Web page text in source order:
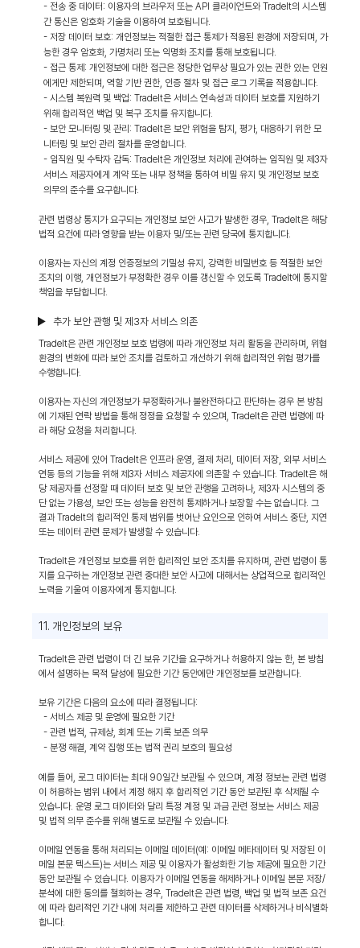
- 전송 중 데이터: 이용자의 브라우저 또는 API 클라이언트와 TradeIt의 시스템
간 통신은 암호화 기술을 이용하여 보호됩니다.
- 저장 데이터 보호: 개인정보는 적절한 접근 통제가 적용된 환경에 저장되며, 가
능한 경우 암호화, 가명처리 또는 익명화 조치를 통해 보호됩니다.
- 접근 통제: 개인정보에 대한 접근은 정당한 업무상 필요가 있는 권한 있는 인원
에게만 제한되며, 역할 기반 권한, 인증 절차 및 접근 로그 기록을 적용합니다.
- 시스템 복원력 및 백업: TradeIt은 서비스 연속성과 데이터 보호를 지원하기
위해 합리적인 백업 및 복구 조치를 유지합니다.
- 보안 모니터링 및 관리: TradeIt은 보안 위험을 탐지, 평가, 대응하기 위한 모
니터링 및 보안 관리 절차를 운영합니다.
- 임직원 및 수탁자 감독: TradeIt은 개인정보 처리에 관여하는 임직원 및 제3자
서비스 제공자에게 계약 또는 내부 정책을 통하여 비밀 유지 및 개인정보 보호
의무의 준수를 요구합니다.
관련 법령상 통지가 요구되는 개인정보 보안 사고가 발생한 경우, TradeIt은 해당
법적 요건에 따라 영향을 받는 이용자 및/또는 관련 당국에 통지합니다.
이용자는 자신의 계정 인증정보의 기밀성 유지, 강력한 비밀번호 등 적절한 보안
조치의 이행, 개인정보가 부정확한 경우 이를 갱신할 수 있도록 TradeIt에 통지할
책임을 부담합니다.
▶ 추가 보안 관행 및 제3자 서비스 의존
TradeIt은 관련 개인정보 보호 법령에 따라 개인정보 처리 활동을 관리하며, 위협
환경의 변화에 따라 보안 조치를 검토하고 개선하기 위해 합리적인 위험 평가를
수행합니다.
이용자는 자신의 개인정보가 부정확하거나 불완전하다고 판단하는 경우 본 방침
에 기재된 연락 방법을 통해 정정을 요청할 수 있으며, TradeIt은 관련 법령에 따
라 해당 요청을 처리합니다.
서비스 제공에 있어 TradeIt은 인프라 운영, 결제 처리, 데이터 저장, 외부 서비스
연동 등의 기능을 위해 제3자 서비스 제공자에 의존할 수 있습니다. TradeIt은 해
당 제공자를 선정할 때 데이터 보호 및 보안 관행을 고려하나, 제3자 시스템의 중
단 없는 가용성, 보안 또는 성능을 완전히 통제하거나 보장할 수는 없습니다. 그
결과 TradeIt의 합리적인 통제 범위를 벗어난 요인으로 인하여 서비스 중단, 지연
또는 데이터 관련 문제가 발생할 수 있습니다.
TradeIt은 개인정보 보호를 위한 합리적인 보안 조치를 유지하며, 관련 법령이 통
지를 요구하는 개인정보 관련 중대한 보안 사고에 대해서는 상업적으로 합리적인
노력을 기울여 이용자에게 통지합니다.
11. 개인정보의 보유
TradeIt은 관련 법령이 더 긴 보유 기간을 요구하거나 허용하지 않는 한, 본 방침
에서 설명하는 목적 달성에 필요한 기간 동안에만 개인정보를 보관합니다.
보유 기간은 다음의 요소에 따라 결정됩니다:
- 서비스 제공 및 운영에 필요한 기간
- 관련 법적, 규제상, 회계 또는 기록 보존 의무
- 분쟁 해결, 계약 집행 또는 법적 권리 보호의 필요성
예를 들어, 로그 데이터는 최대 90일간 보관될 수 있으며, 계정 정보는 관련 법령
이 허용하는 범위 내에서 계정 해지 후 합리적인 기간 동안 보관된 후 삭제될 수
있습니다. 운영 로그 데이터와 달리 특정 계정 및 과금 관련 정보는 서비스 제공
및 법적 의무 준수를 위해 별도로 보관될 수 있습니다.
이메일 연동을 통해 처리되는 이메일 데이터(예: 이메일 메타데이터 및 저장된 이
메일 본문 텍스트)는 서비스 제공 및 이용자가 활성화한 기능 제공에 필요한 기간
동안 보관될 수 있습니다. 이용자가 이메일 연동을 해제하거나 이메일 본문 저장/
분석에 대한 동의를 철회하는 경우, TradeIt은 관련 법령, 백업 및 법적 보존 요건
에 따라 합리적인 기간 내에 처리를 제한하고 관련 데이터를 삭제하거나 비식별화
합니다.